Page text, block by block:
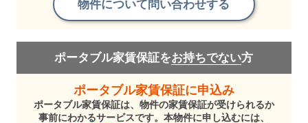
物件について問い合わせする
ポータブル家賃保証をお持ちでない方
ポータブル家賃保証に申込み
ポータブル家賃保証は、物件の家賃保証が受けられるか
事前にわかるサービスです。本物件に申し込むには、